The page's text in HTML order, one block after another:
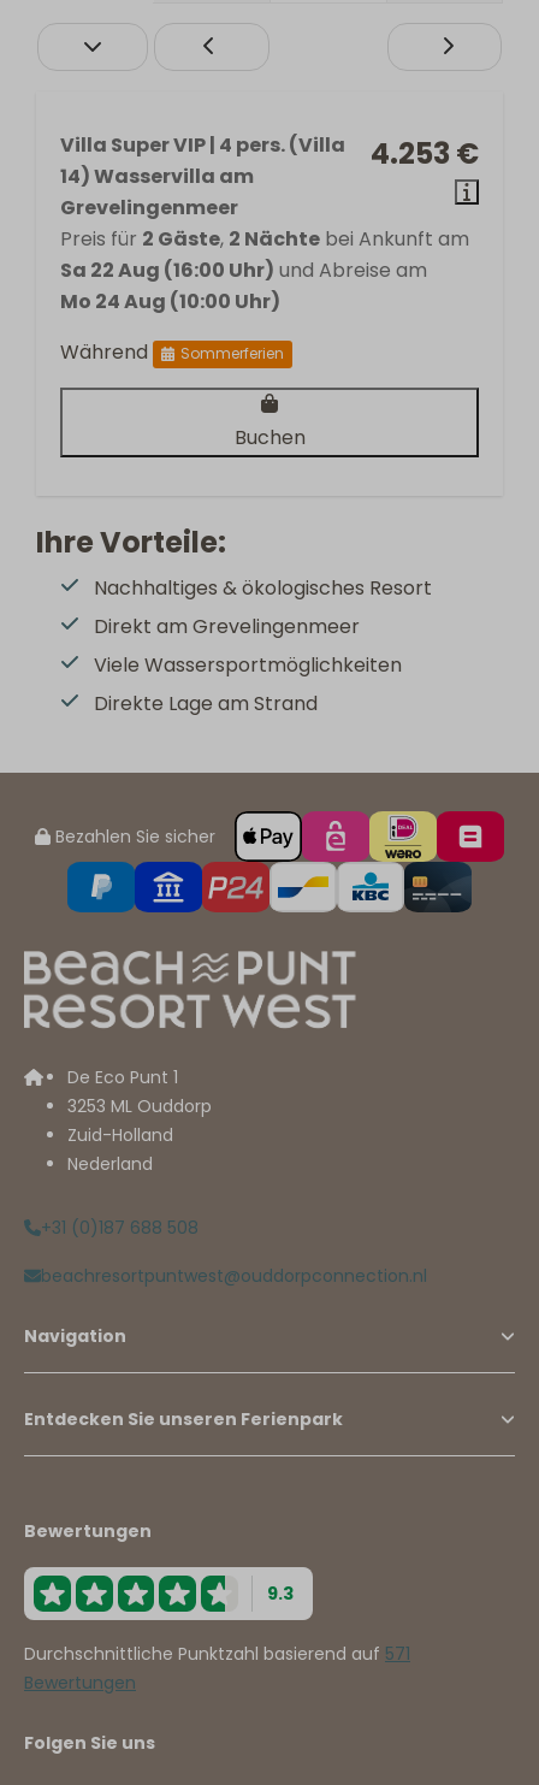
4.253 €
Villa Super VIP | 4 pers. (Villa
14) Wasservilla am
Grevelingenmeer
Preis für 2 Gäste, 2 Nächte bei Ankunft am
Sa 22 Aug (16:00 Uhr) und Abreise am
Mo 24 Aug (10:00 Uhr)
Während
Sommerferien
Buchen
Ihre Vorteile:
Nachhaltiges & ökologisches Resort
Direkt am Grevelingenmeer
Viele Wassersportmöglichkeiten
Direkte Lage am Strand
Bezahlen Sie sicher
De Eco Punt 1
3253 ML Ouddorp
Zuid-Holland
Nederland
+31 (0)187 688 508
beachresortpuntwest@ouddorpconnection.nl
Navigation
Entdecken Sie unseren Ferienpark
Bewertungen
9.3
Durchschnittliche Punktzahl basierend auf 571
Bewertungen
Folgen Sie uns